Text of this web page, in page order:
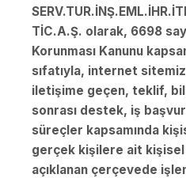
TİC.A.Ş. olarak, 6698
Korunması Kanunu
sıfatıyla, internet
iletişime geçen, teklif,
sonrası destek, iş
süreçler kapsamında
gerçek kişilere ait kişisel
açıklanan çerçevede